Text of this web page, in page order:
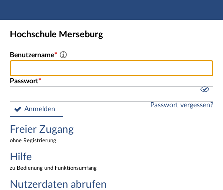
Hauptnavigation
Freier Zugang
Nutzerdaten abrufen
Fußzeile
Hochschule Merseburg
Benutzername
Passwort
Anmelden
Passwort vergessen?
Freier Zugang
ohne Registrierung
Hilfe
zu Bedienung und Funktionsumfang
Nutzerdaten abrufen